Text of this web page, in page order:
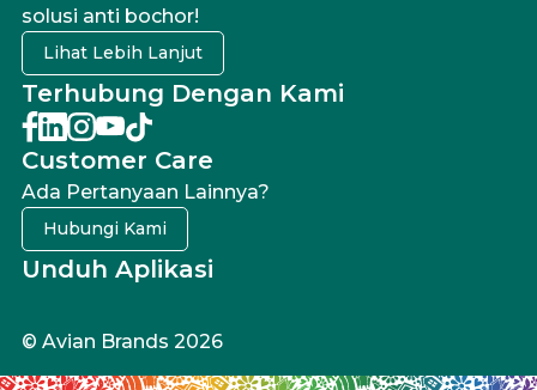
solusi anti bochor!
Lihat Lebih Lanjut
Terhubung Dengan Kami
Customer Care
Ada Pertanyaan Lainnya?
Hubungi Kami
Unduh Aplikasi
© Avian Brands 2026